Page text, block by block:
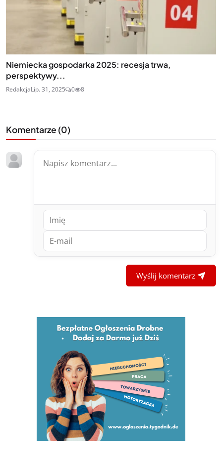
Niemiecka gospodarka 2025: recesja trwa,
perspektywy...
RedakcjaLip. 31, 2025 0 8
Komentarze (0)
Wyślij komentarz